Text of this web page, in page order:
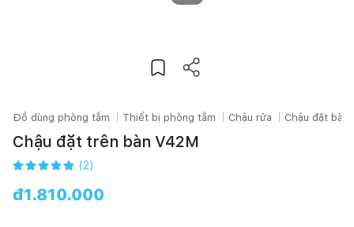
Đồ dùng phòng tắm Thiết bị phòng tắm Chậu rửa Chậu đặt bàn
Chậu đặt trên bàn V42M
(2)
đ1.810.000